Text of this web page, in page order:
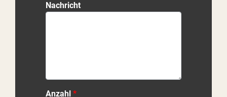
Nachricht
Anzahl